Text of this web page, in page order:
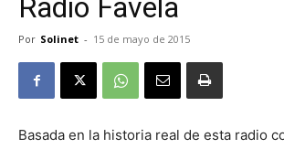
Radio Favela
Por Solinet - 15 de mayo de 2015
Basada en la historia real de esta radio